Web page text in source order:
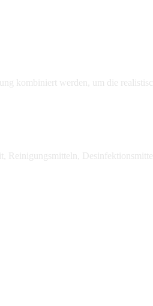
kombiniert werden, um die